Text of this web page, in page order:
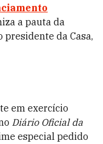
a pauta da
presidente da Casa,
em exercício
Diário Oficial da
especial pedido